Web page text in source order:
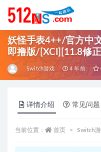
妖怪手表4++/官方中
即撸版/[XCI][11.8修正]
Switch游戏 4 年前
详情介绍 常见问题
当前位置： 首页 Switch